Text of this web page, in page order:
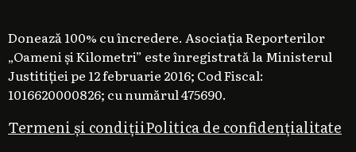
Donează 100% cu încredere. Asociația Reporterilor
„Oameni și Kilometri” este înregistrată la Ministerul
Justitiției pe 12 februarie 2016; Cod Fiscal:
1016620000826; cu numărul 475690.
Termeni și condițiiPolitica de confidențialitate